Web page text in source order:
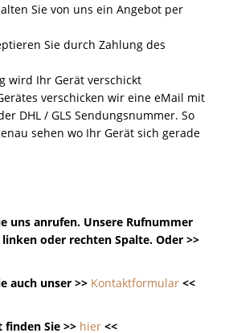
Sie von uns ein Angebot per
Sie durch Zahlung des
wird Ihr Gerät verschickt
verschicken wir eine eMail mit
DHL / GLS Sendungsnummer. So
sehen wo Ihr Gerät sich gerade
uns anrufen. Unsere Rufnummer
oder rechten Spalte. Oder >>
auch unser >> Kontaktformular <<
finden Sie >> hier <<